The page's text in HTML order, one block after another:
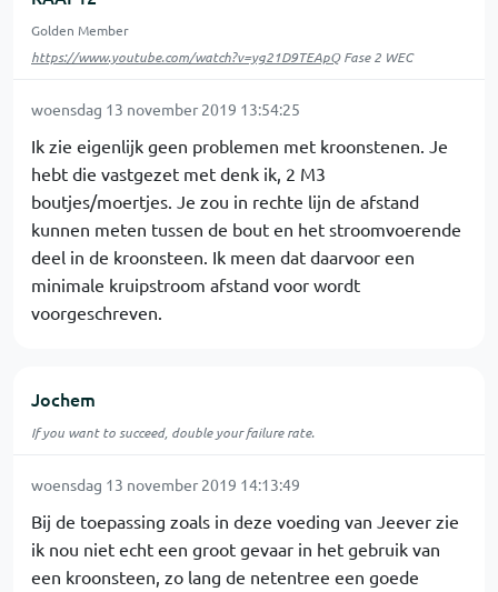
Golden Member
https://www.youtube.com/watch?v=yg21D9TEApQFase 2 WEC
woensdag 13 november 2019 13:54:25
Ik zie eigenlijk geen problemen met kroonstenen. Je
hebt die vastgezet met denk ik, 2 M3
boutjes/moertjes. Je zou in rechte lijn de afstand
kunnen meten tussen de bout en het stroomvoerende
deel in de kroonsteen. Ik meen dat daarvoor een
minimale kruipstroom afstand voor wordt
voorgeschreven.
Jochem
If you want to succeed, double your failure rate.
woensdag 13 november 2019 14:13:49
Bij de toepassing zoals in deze voeding van Jeever zie
ik nou niet echt een groot gevaar in het gebruik van
een kroonsteen, zo lang de netentree een goede